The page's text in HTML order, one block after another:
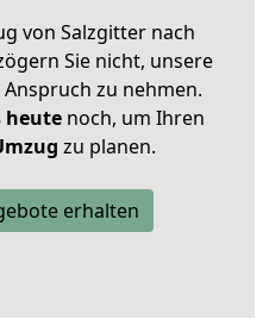
von Salzgitter nach
Sie nicht, unsere
zu nehmen.
heutenoch, um Ihren
zu planen.
erhalten